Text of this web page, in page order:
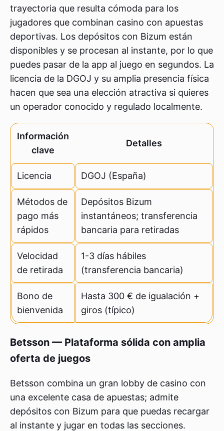
trayectoria que resulta cómoda para los
jugadores que combinan casino con apuestas
deportivas. Los depósitos con Bizum están
disponibles y se procesan al instante, por lo que
puedes pasar de la app al juego en segundos. La
licencia de la DGOJ y su amplia presencia física
hacen que sea una elección atractiva si quieres
un operador conocido y regulado localmente.
Información
clave
Detalles
Licencia DGOJ (España)
Métodos de
pago más
rápidos
Depósitos Bizum
instantáneos; transferencia
bancaria para retiradas
Velocidad
de retirada
1-3 días hábiles
(transferencia bancaria)
Bono de
bienvenida
Hasta 300 € de igualación +
giros (típico)
Betsson — Plataforma sólida con amplia
oferta de juegos
Betsson combina un gran lobby de casino con
una excelente casa de apuestas; admite
depósitos con Bizum para que puedas recargar
al instante y jugar en todas las secciones.